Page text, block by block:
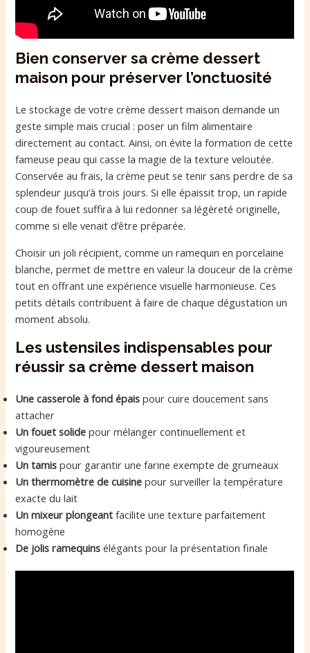
Bien conserver sa crème dessert
maison pour préserver l’onctuosité
Le stockage de votre crème dessert maison demande un
geste simple mais crucial : poser un film alimentaire
directement au contact. Ainsi, on évite la formation de cette
fameuse peau qui casse la magie de la texture veloutée.
Conservée au frais, la crème peut se tenir sans perdre de sa
splendeur jusqu’à trois jours. Si elle épaissit trop, un rapide
coup de fouet suffira à lui redonner sa légèreté originelle,
comme si elle venait d’être préparée.
Choisir un joli récipient, comme un ramequin en porcelaine
blanche, permet de mettre en valeur la douceur de la crème
tout en offrant une expérience visuelle harmonieuse. Ces
petits détails contribuent à faire de chaque dégustation un
moment absolu.
Les ustensiles indispensables pour
réussir sa crème dessert maison
Une casserole à fond épais pour cuire doucement sans
attacher
Un fouet solide pour mélanger continuellement et
vigoureusement
Un tamis pour garantir une farine exempte de grumeaux
Un thermomètre de cuisine pour surveiller la température
exacte du lait
Un mixeur plongeant facilite une texture parfaitement
homogène
De jolis ramequins élégants pour la présentation finale